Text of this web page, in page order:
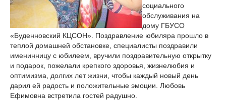
социального
обслуживания на
дому ГБУСО
«Буденновский КЦСОН». Поздравление юбиляра прошло в
теплой домашней обстановке, специалисты поздравили
именинницу с юбилеем, вручили поздравительную открытку
и подарок, пожелали крепкого здоровья, жизнелюбия и
оптимизма, долгих лет жизни, чтобы каждый новый день
дарил ей радость и положительные эмоции. Любовь
Ефимовна встретила гостей радушно.